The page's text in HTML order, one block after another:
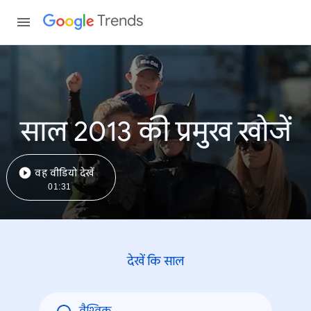
Trends
साल 2013 की प्रमुख खोजें
वह वीडियो देखें
01:31
देखें कि साल